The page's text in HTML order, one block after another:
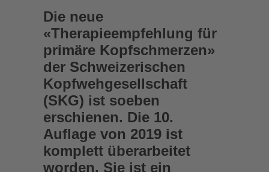
Die neue
«Therapieempfehlung für
primäre Kopfschmerzen»
der Schweizerischen
Kopfwehgesellschaft
(SKG) ist soeben
erschienen. Die 10.
Auflage von 2019 ist
komplett überarbeitet
worden. Sie ist ein